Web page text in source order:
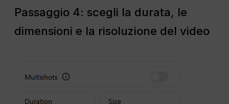
Passaggio 4: scegli la durata, le
dimensioni e la risoluzione del video